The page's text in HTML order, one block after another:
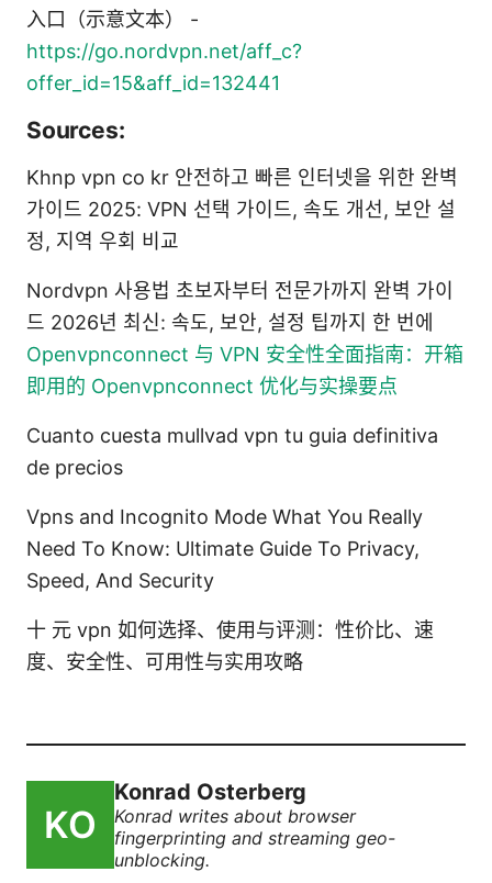
入口（示意文本） -
https://go.nordvpn.net/aff_c?
offer_id=15&aff_id=132441
Sources:
Khnp vpn co kr 안전하고 빠른 인터넷을 위한 완벽
가이드 2025: VPN 선택 가이드, 속도 개선, 보안 설
정, 지역 우회 비교
Nordvpn 사용법 초보자부터 전문가까지 완벽 가이
드 2026년 최신: 속도, 보안, 설정 팁까지 한 번에
Openvpnconnect 与 VPN 安全性全面指南：开箱
即用的 Openvpnconnect 优化与实操要点
Cuanto cuesta mullvad vpn tu guia definitiva
de precios
Vpns and Incognito Mode What You Really
Need To Know: Ultimate Guide To Privacy,
Speed, And Security
十 元 vpn 如何选择、使用与评测：性价比、速
度、安全性、可用性与实用攻略
Konrad Osterberg
Konrad writes about browser
fingerprinting and streaming geo-
unblocking.